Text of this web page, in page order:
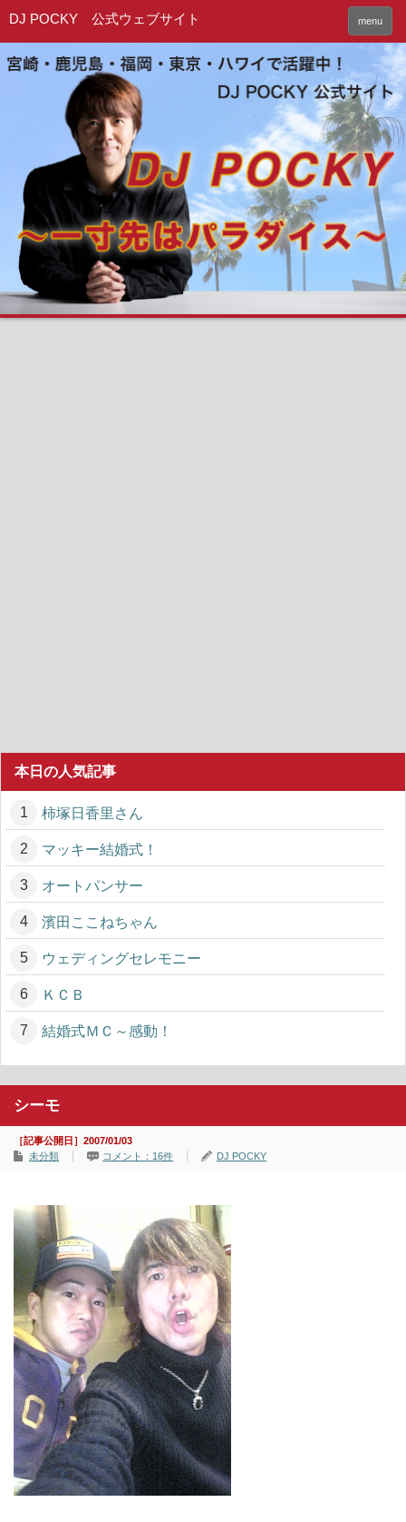
menu
DJ POCKY 公式ウェブサイト
本日の人気記事
柿塚日香里さん
マッキー結婚式！
オートパンサー
濱田ここねちゃん
ウェディングセレモニー
ＫＣＢ
結婚式ＭＣ～感動！
シーモ
［記事公開日］2007/01/03
未分類
コメント：16件 DJ POCKY